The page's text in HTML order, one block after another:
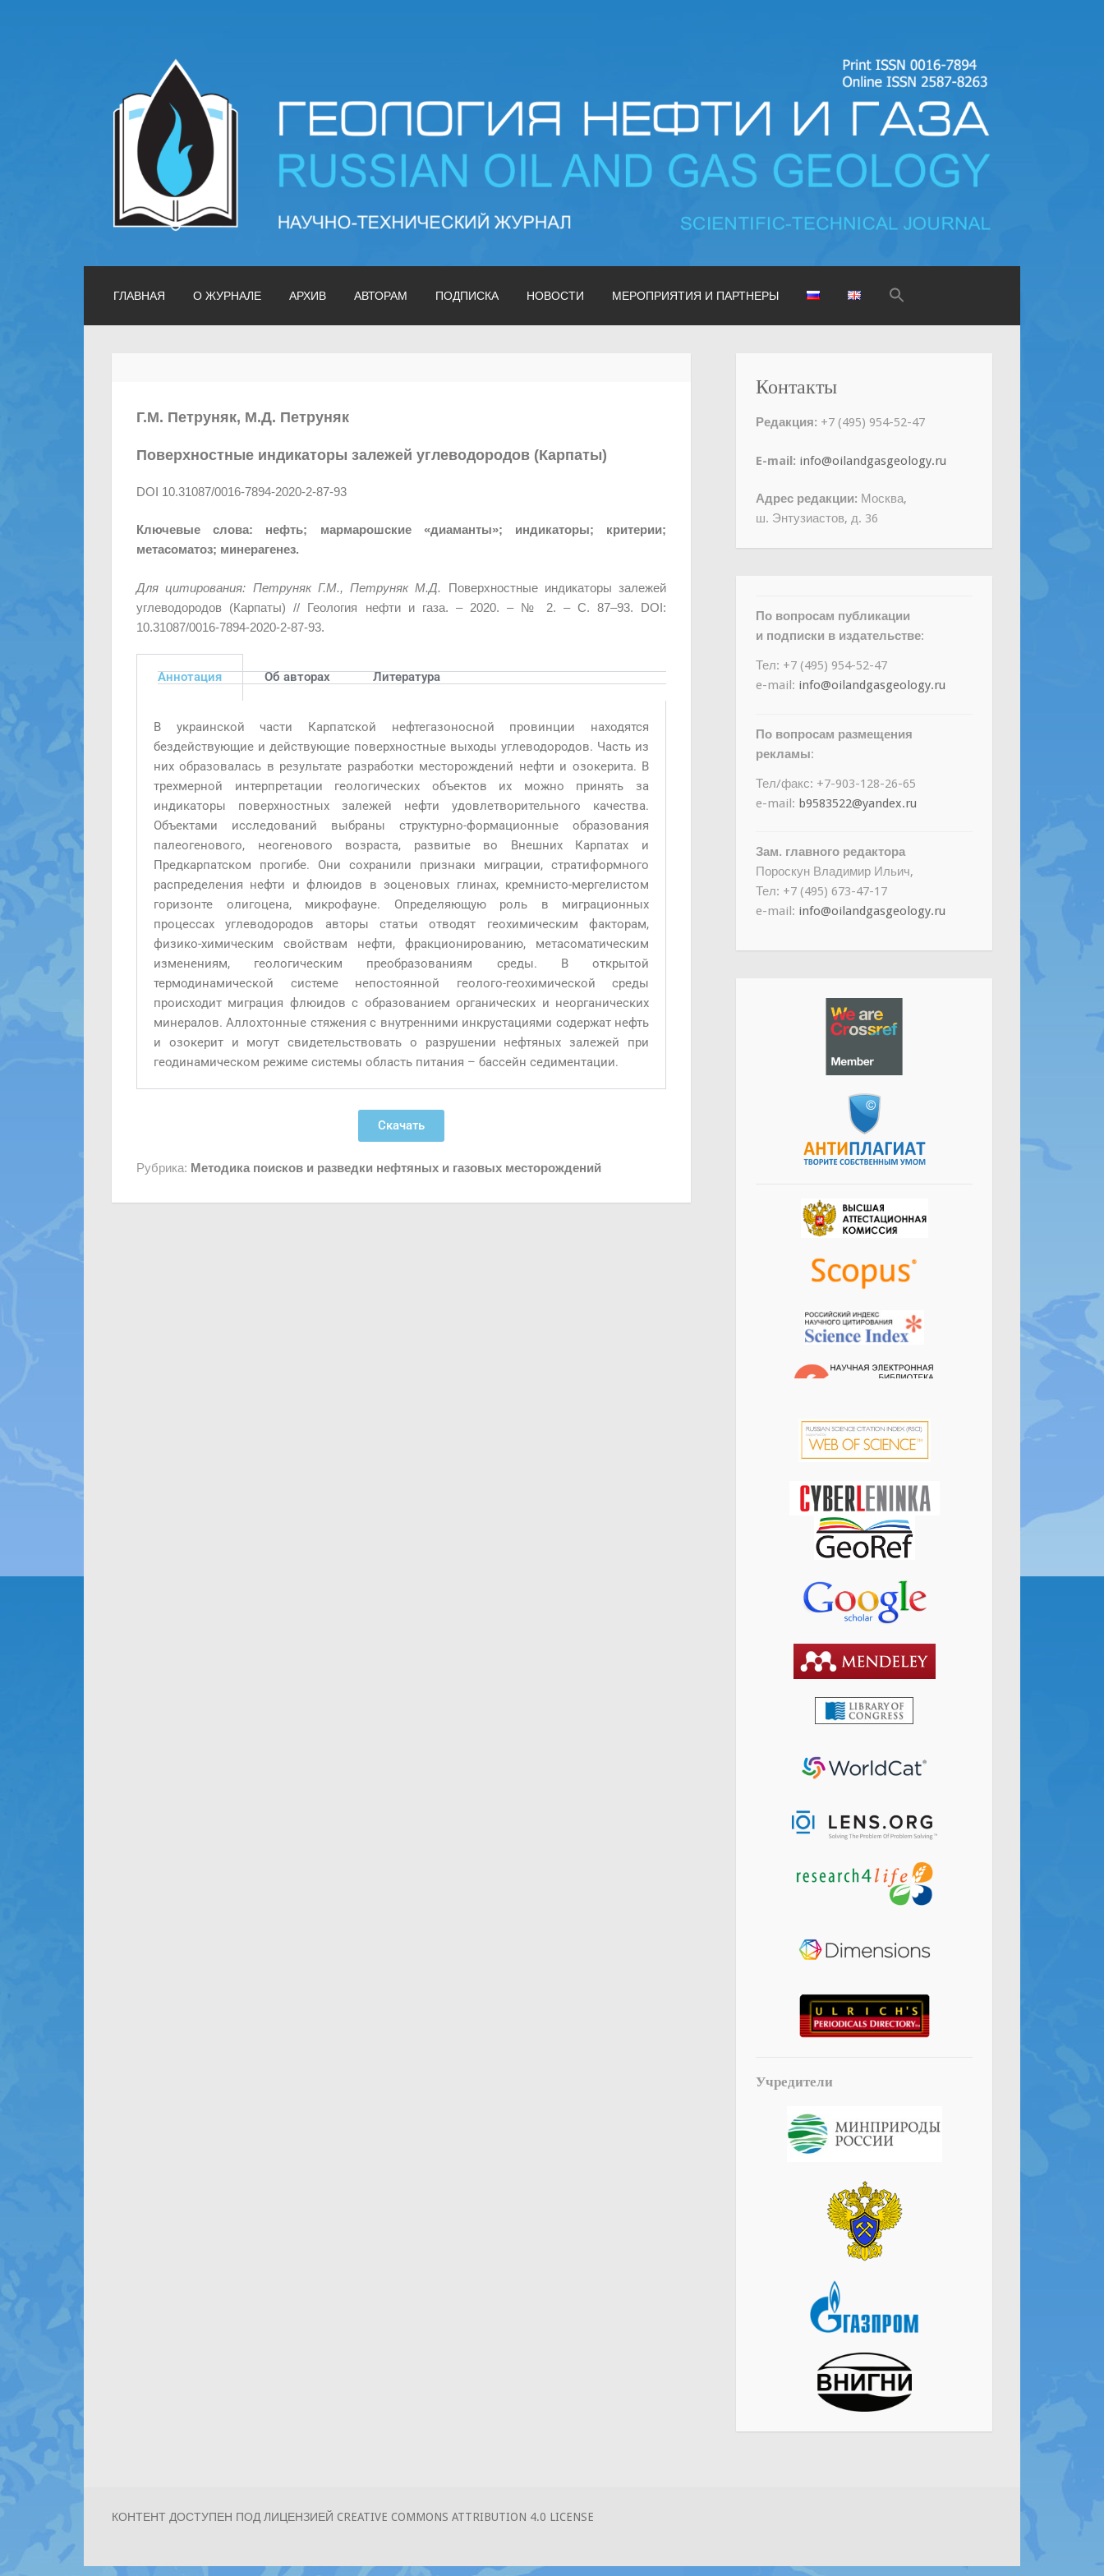
ГЛАВНАЯ О ЖУРНАЛЕ АРХИВ АВТОРАМ ПОДПИСКА НОВОСТИ МЕРОПРИЯТИЯ И ПАРТНЕРЫ
Г.М. Петруняк, М.Д. Петруняк
Поверхностные индикаторы залежей углеводородов (Карпаты)
DOI 10.31087/0016-7894-2020-2-87-93
Ключевые слова: нефть; мармарошские «диаманты»; индикаторы; критерии;
метасоматоз; минерагенез.
Для цитирования: Петруняк Г.М., Петруняк М.Д.
Поверхностные индикаторы залежей
углеводородов (Карпаты) // Геология нефти и газа. – 2020. – № 2. – С. 87–93. DOI:
10.31087/0016-7894-2020-2-87-93.
Аннотация Об авторах Литература
В украинской части Карпатской нефтегазоносной провинции находятся
бездействующие и действующие поверхностные выходы углеводородов. Часть из
них образовалась в результате разработки месторождений нефти и озокерита. В
трехмерной интерпретации геологических объектов их можно принять за
индикаторы поверхностных залежей нефти удовлетворительного качества.
Объектами исследований выбраны структурно-формационные образования
палеогенового, неогенового возраста, развитые во Внешних Карпатах и
Предкарпатском прогибе. Они сохранили признаки миграции, стратиформного
распределения нефти и флюидов в эоценовых глинах, кремнисто-мергелистом
горизонте олигоцена, микрофауне. Определяющую роль в миграционных
процессах углеводородов авторы статьи отводят геохимическим факторам,
физико-химическим свойствам нефти, фракционированию, метасоматическим
изменениям, геологическим преобразованиям среды. В открытой
термодинамической системе непостоянной геолого-геохимической среды
происходит миграция флюидов с образованием органических и неорганических
минералов. Аллохтонные стяжения с внутренними инкрустациями содержат нефть
и озокерит и могут свидетельствовать о разрушении нефтяных залежей при
геодинамическом режиме системы область питания – бассейн седиментации.
Скачать
Рубрика: Методика поисков и разведки нефтяных и газовых месторождений
Контакты
Редакция: +7 (495) 954-52-47
E-mail: info@oilandgasgeology.ru
Адрес редакции: Москва,
ш. Энтузиастов, д. 36
По вопросам публикации
и подписки в издательстве:
Тел: +7 (495) 954-52-47
e-mail: info@oilandgasgeology.ru
По вопросам размещения
рекламы:
Тел/факс: +7-903-128-26-65
e-mail: b9583522@yandex.ru
Зам. главного редактора
Пороскун Владимир Ильич,
Тел: +7 (495) 673-47-17
e-mail: info@oilandgasgeology.ru
Учредители
КОНТЕНТ ДОСТУПЕН ПОД ЛИЦЕНЗИЕЙ CREATIVE COMMONS ATTRIBUTION 4.0 LICENSE